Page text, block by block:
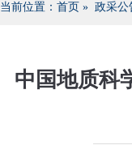
当前位置： 首页 » 政采公
中国地质科